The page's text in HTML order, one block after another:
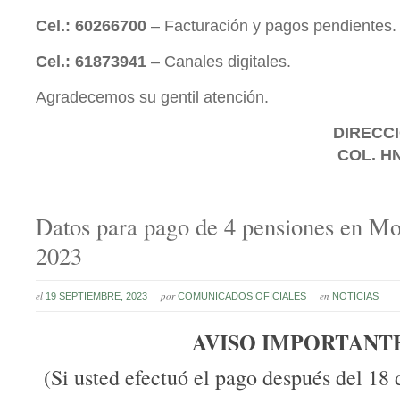
Cel.: 60266700 – Facturación y pagos pendientes.
Cel.: 61873941 – Canales digitales.
Agradecemos su gentil atención.
COL.
Datos para pago de 4 pensiones en
2023
el 19 SEPTIEMBRE, 2023 por COMUNICADOS OFICIALES en NOTICIAS
AVISO
(Si usted efectuó el pago después del 18